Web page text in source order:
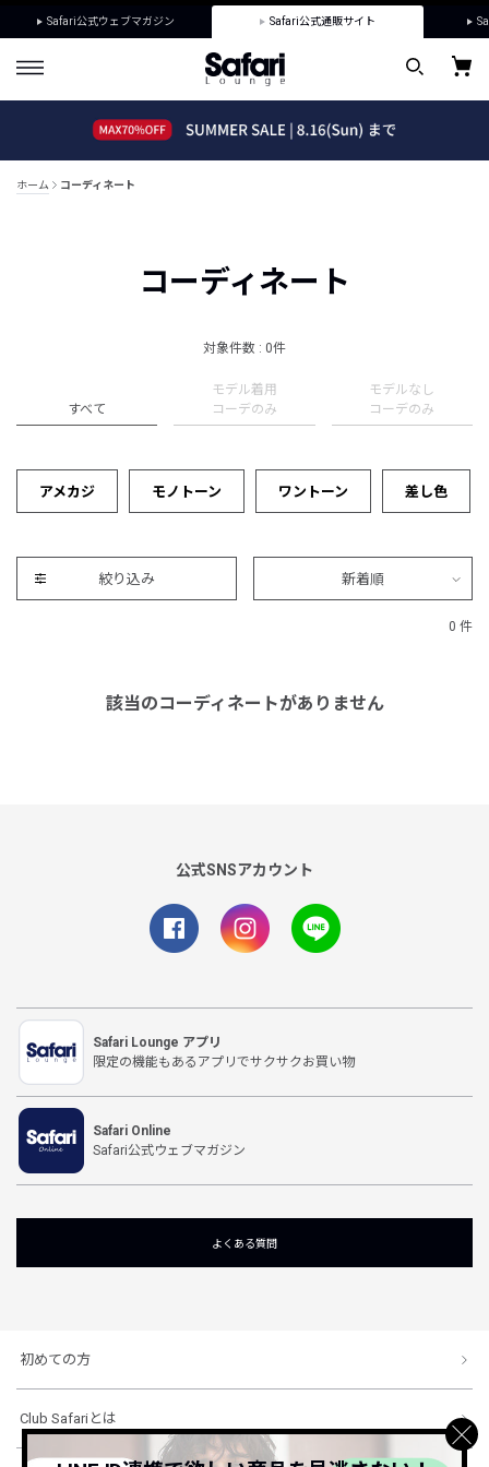
Safari公式ウェブマガジン Safari公式通販サイト
ホーム コーディネート
コーディネート
対象件数 : 0件
すべて
モデル着用
コーデのみ
モデルなし
コーデのみ
アメカジ モノトーン ワントーン 差し色
絞り込み 新着順
0 件
該当のコーディネートがありません
公式SNSアカウント
Safari Lounge アプリ
限定の機能もあるアプリでサクサクお買い物
Safari Online
Safari公式ウェブマガジン
よくある質問
初めての方
Club Safariとは